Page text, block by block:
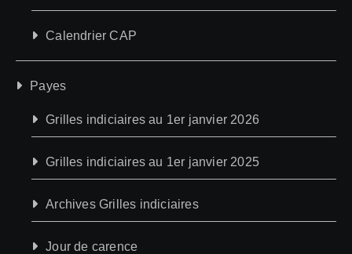
Calendrier CAP
Payes
Grilles indiciaires au 1er janvier 2026
Grilles indiciaires au 1er janvier 2025
Archives Grilles indiciaires
Jour de carence